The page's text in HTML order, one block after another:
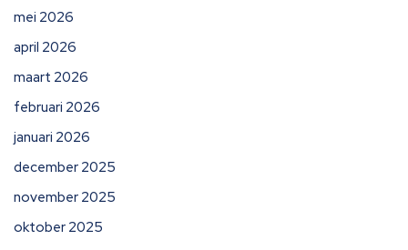
mei 2026
april 2026
maart 2026
februari 2026
januari 2026
december 2025
november 2025
oktober 2025